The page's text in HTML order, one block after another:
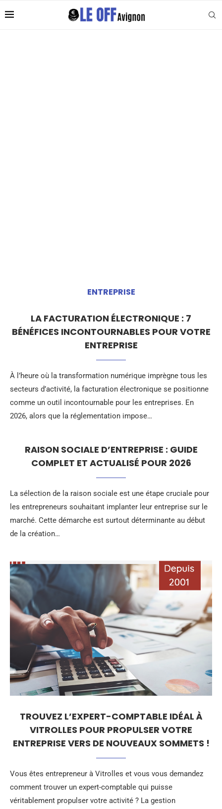
ENTREPRISE
LA FACTURATION ÉLECTRONIQUE : 7
BÉNÉFICES INCONTOURNABLES POUR VOTRE
ENTREPRISE
À l’heure où la transformation numérique imprègne tous les
secteurs d’activité, la facturation électronique se positionne
comme un outil incontournable pour les entreprises. En
2026, alors que la réglementation impose…
RAISON SOCIALE D’ENTREPRISE : GUIDE
COMPLET ET ACTUALISÉ POUR 2026
La sélection de la raison sociale est une étape cruciale pour
les entrepreneurs souhaitant implanter leur entreprise sur le
marché. Cette démarche est surtout déterminante au début
de la création…
TROUVEZ L’EXPERT-COMPTABLE IDÉAL À
VITROLLES POUR PROPULSER VOTRE
ENTREPRISE VERS DE NOUVEAUX SOMMETS !
Vous êtes entrepreneur à Vitrolles et vous vous demandez
comment trouver un expert-comptable qui puisse
véritablement propulser votre activité ? La gestion